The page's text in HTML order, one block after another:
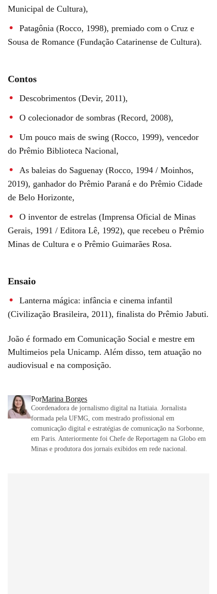
Municipal de Cultura),
Patagônia (Rocco, 1998), premiado com o Cruz e
Sousa de Romance (Fundação Catarinense de Cultura).
Contos
Descobrimentos (Devir, 2011),
O colecionador de sombras (Record, 2008),
Um pouco mais de swing (Rocco, 1999), vencedor
do Prêmio Biblioteca Nacional,
As baleias do Saguenay (Rocco, 1994 / Moinhos,
2019), ganhador do Prêmio Paraná e do Prêmio Cidade
de Belo Horizonte,
O inventor de estrelas (Imprensa Oficial de Minas
Gerais, 1991 / Editora Lê, 1992), que recebeu o Prêmio
Minas de Cultura e o Prêmio Guimarães Rosa.
Ensaio
Lanterna mágica: infância e cinema infantil
(Civilização Brasileira, 2011), finalista do Prêmio Jabuti.
João é formado em Comunicação Social e mestre em
Multimeios pela Unicamp. Além disso, tem atuação no
audiovisual e na composição.
PorMarina Borges
Coordenadora de jornalismo digital na Itatiaia. Jornalista
formada pela UFMG, com mestrado profissional em
comunicação digital e estratégias de comunicação na Sorbonne,
em Paris. Anteriormente foi Chefe de Reportagem na Globo em
Minas e produtora dos jornais exibidos em rede nacional.